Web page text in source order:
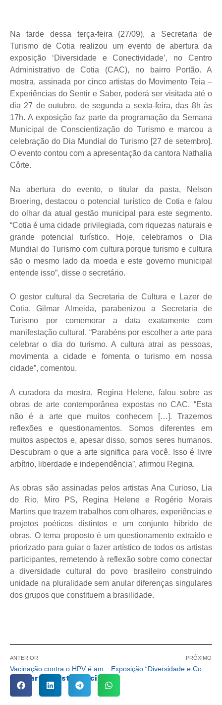
Na tarde dessa terça-feira (27/09), a Secretaria de
Turismo de Cotia realizou um evento de abertura da
exposição ‘Diversidade e Conectividade’, no Centro
Administrativo de Cotia (CAC), no bairro Portão. A
mostra, assinada por cinco artistas do Movimento Teia –
Experiências do Sentir e Saber, poderá ser visitada até o
dia 27 de outubro, de segunda a sexta-feira, das 8h às
17h. A exposição faz parte da programação da Semana
Municipal de Conscientização do Turismo e marcou a
celebração do Dia Mundial do Turismo [27 de setembro].
O evento contou com a apresentação da cantora Nathalia
Côrte.
Na abertura do evento, o titular da pasta, Nelson
Broering, destacou o potencial turístico de Cotia e falou
do olhar da atual gestão municipal para este segmento.
“Cotia é uma cidade privilegiada, com riquezas naturais e
grande potencial turístico. Hoje, celebramos o Dia
Mundial do Turismo com cultura porque turismo e cultura
são o mesmo lado da moeda e este governo municipal
entende isso”, disse o secretário.
O gestor cultural da Secretaria de Cultura e Lazer de
Cotia, Gilmar Almeida, parabenizou a Secretaria de
Turismo por comemorar a data exatamente com
manifestação cultural. “Parabéns por escolher a arte para
celebrar o dia do turismo. A cultura atrai as pessoas,
movimenta a cidade e fomenta o turismo em nossa
cidade”, comentou.
A curadora da mostra, Regina Helene, falou sobre as
obras de arte contemporânea expostas no CAC. “Esta
não é a arte que muitos conhecem […]. Trazemos
reflexões e questionamentos. Somos diferentes em
muitos aspectos e, apesar disso, somos seres humanos.
Descubram o que a arte significa para você. Isso é livre
arbítrio, liberdade e independência”, afirmou Regina.
As obras são assinadas pelos artistas Ana Curioso, Lia
do Rio, Miro PS, Regina Helene e Rogério Morais
Martins que trazem trabalhos com olhares, experiências e
projetos poéticos distintos e um conjunto híbrido de
obras. O tema proposto é um questionamento extraído e
priorizado para guiar o fazer artístico de todos os artistas
participantes, remetendo à reflexão sobre como conectar
a diversidade cultural do povo brasileiro construindo
unidade na pluralidade sem anular diferenças singulares
dos grupos que constituem a brasilidade.
ANTERIOR PRÓXIMO
Exposição “Diversidade e Conectividade” é aberta para visitação no CAC
Compartilhe esta notícia: